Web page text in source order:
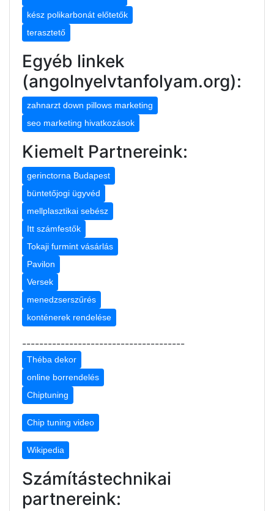
kész polikarbonát előtetők
terasztető
Egyéb linkek
(angolnyelvtanfolyam.org):
zahnarzt down pillows marketing
seo marketing hivatkozások
Kiemelt Partnereink:
gerinctorna Budapest
büntetőjogi ügyvéd
mellplasztikai sebész
Itt számfestők
Tokaji furmint vásárlás
Pavilon
Versek
menedzserszűrés
konténerek rendelése
--------------------------------------
Théba dekor
online borrendelés
Chiptuning
Chip tuning video
Wikipedia
Számítástechnikai
partnereink: